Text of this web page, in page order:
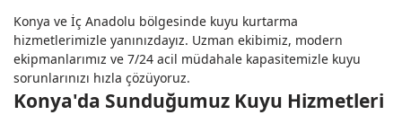
Konya ve İç Anadolu bölgesinde kuyu kurtarma
hizmetlerimizle yanınızdayız. Uzman ekibimiz, modern
ekipmanlarımız ve 7/24 acil müdahale kapasitemizle kuyu
sorunlarınızı hızla çözüyoruz.
Konya'da Sunduğumuz Kuyu Hizmetleri